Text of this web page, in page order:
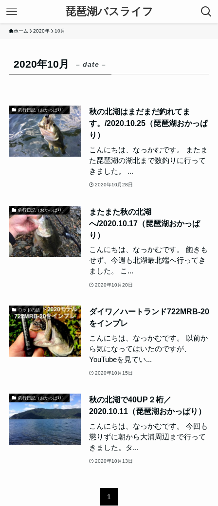
琵琶湖バスライフ
ホーム 2020年 10月
2020年10月 – date –
釣行日記（おかっぱり）
秋の北湖はまだまだ釣れてま
す。/2020.10.25（琵琶湖おかっぱ
り）
こんにちは、なっかむです。 またま
た琵琶湖の湖北まで数釣りに行って
きました。 ...
2020年10月28日
釣行日記（おかっぱり）
またまた秋の北湖
へ/2020.10.17（琵琶湖おかっぱ
り）
こんにちは、なっかむです。 飽きも
せず、今週も北湖最北端へ行ってき
ました。 こ...
2020年10月20日
ロッドの話
ダイワ／ハートランド722MRB-20
をインプレ
こんにちは、なっかむです。 以前か
ら気になってはいたのですが、
YouTubeを見てい...
2020年10月15日
釣行日記（おかっぱり）
秋の北湖で40UP２桁／
2020.10.11（琵琶湖おかっぱり）
こんにちは、なっかむです。 今回も
懲りずに朝から大浦周辺まで行って
きました。タ...
2020年10月13日
1